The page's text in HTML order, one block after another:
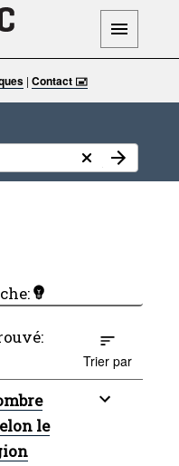
| Contact 🖃
Trier par
le